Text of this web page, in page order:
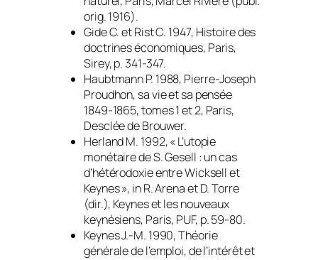
orig. 1916).
Gide C. et Rist C. 1947, Histoire des
doctrines économiques, Paris,
Sirey, p. 341-347.
Haubtmann P. 1988, Pierre-Joseph
Proudhon, sa vie et sa pensée
1849-1865, tomes 1 et 2, Paris,
Desclée de Brouwer.
Herland M. 1992, « L’utopie
monétaire de S. Gesell : un cas
d’hétérodoxie entre Wicksell et
Keynes », inR. Arena et D. Torre
(dir.), Keynes et les nouveaux
keynésiens, Paris, PUF, p. 59-80.
Keynes J.-M. 1990,Théorie
générale de l’emploi, de l’intérêt et